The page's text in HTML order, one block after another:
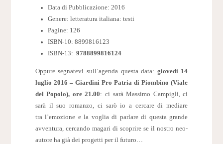
Data di Pubblicazione: 2016
Genere: letteratura italiana: testi
Pagine: 126
ISBN-10: 8899816123
ISBN-13:9788899816124
Oppure segnatevi sull’agenda questa data: giovedì 14
luglio 2016 – Giardini Pro Patria di Piombino (Viale
del Popolo), ore 21.00: ci sarà Massimo Campigli, ci
sarà il suo romanzo, ci sarò io a cercare di mediare
tra l’emozione e la voglia di parlare di questa grande
avventura, cercando magari di scoprire se il nostro neo-
autore ha già dei progetti per il futuro…